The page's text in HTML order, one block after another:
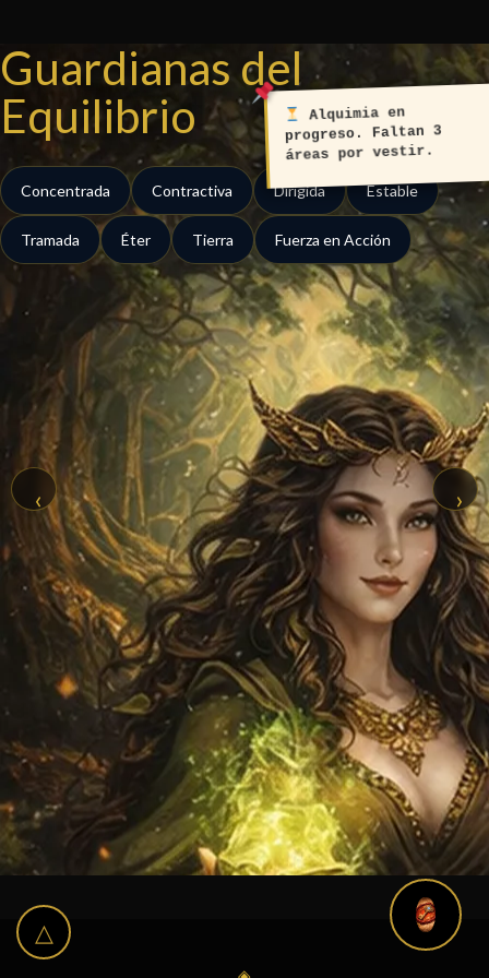
contenido
‹ ›
Guardianas del
Equilibrio
Concentrada Contractiva Dirigida Estable
Tramada Éter Tierra Fuerza en Acción
Alquimia en
progreso. Faltan 3
áreas por vestir.
△